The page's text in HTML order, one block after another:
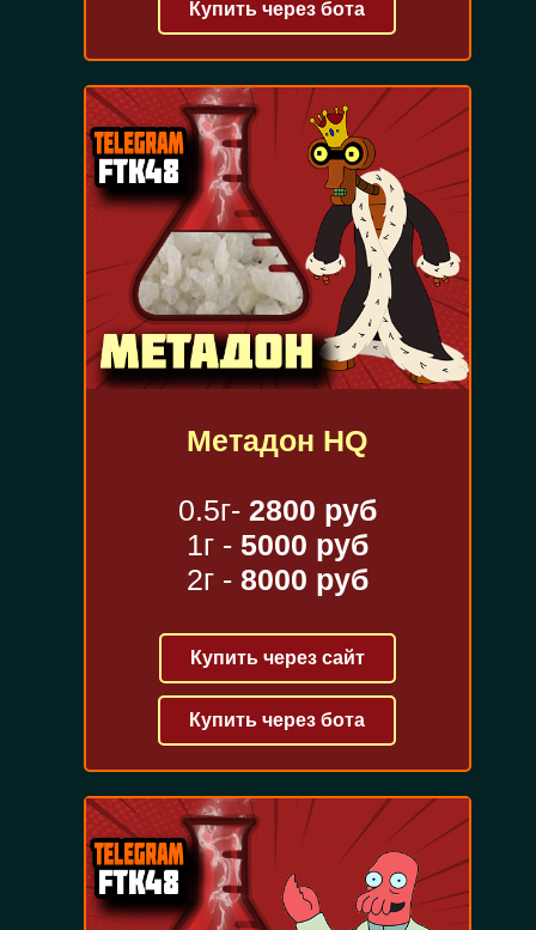
Купить через бота
Метадон HQ
0.5г- 2800 руб
1г - 5000 руб
2г - 8000 руб
Купить через сайт
Купить через бота